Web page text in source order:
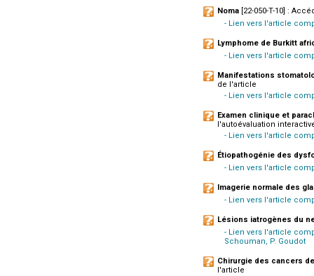
Noma [22-050-T-10] :
- Lien vers l'article
Lymphome de Burkitt
- Lien vers l'article
Manifestations
de l'article
- Lien vers l'article
Examen clinique et
l'autoévaluation
- Lien vers l'article
Étiopathogénie des
- Lien vers l'article
Imagerie normale des
- Lien vers l'article
Lésions iatrogènes du
- Lien vers l'article
Schouman, P. Goudot
Chirurgie des cancers
l'article